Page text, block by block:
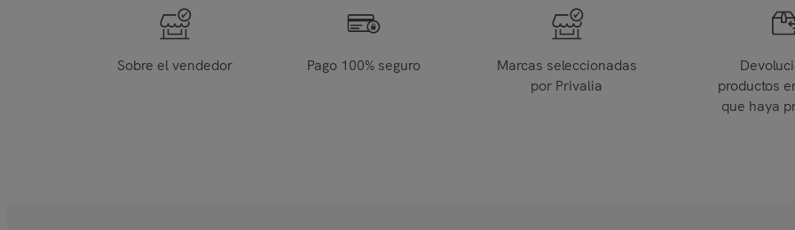
Sobre el vendedor Pago 100% seguro
Marcas seleccionadas
por Privalia
productos
que haya